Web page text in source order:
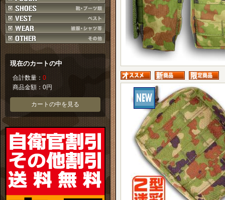
現在のカートの中
合計数量： 0
商品金額： 0円
カートの中を見る